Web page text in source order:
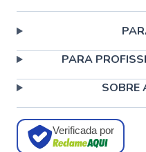
PARA
SOBRE
Verificada por